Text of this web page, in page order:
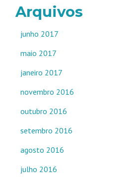
Arquivos
junho 2017
maio 2017
janeiro 2017
novembro 2016
outubro 2016
setembro 2016
agosto 2016
julho 2016